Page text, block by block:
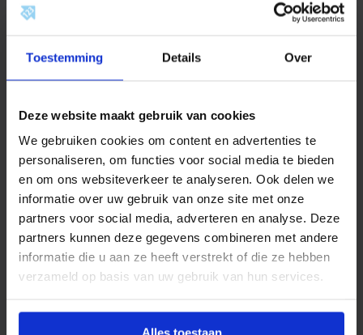
Toestemming Details Over
Deze website maakt gebruik van cookies
We gebruiken cookies om content en advertenties te
personaliseren, om functies voor social media te bieden
en om ons websiteverkeer te analyseren. Ook delen we
informatie over uw gebruik van onze site met onze
partners voor social media, adverteren en analyse. Deze
partners kunnen deze gegevens combineren met andere
informatie die u aan ze heeft verstrekt of die ze hebben
verzameld op basis van uw gebruik van hun services.
Alles toestaan
keuze. Deze kranen zijn hoger dan standaard
wastafelkranen en bieden voldoende ruimte om de
creëert u altijd een blikvanger, ongeacht of u kiest
voor een subtiel of krachtig ontwerp. Dankzij de
geborsteld goud of rvs, is er altijd een uitvoering die
perfect aansluit bij de inrichting van de badkamer.
Wandmontage voor meer
ruimte
Een wandgemonteerde kraan zorgt voor extra
schoonmaken eenvoudiger. Doordat de kraan niet
Wandkranen zijn verkrijgbaar in uiteenlopende